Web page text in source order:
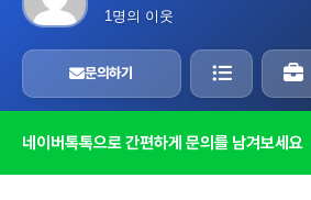
1명의 이웃
문의하기
네이버톡톡으로 간편하게 문의를 남겨보세요